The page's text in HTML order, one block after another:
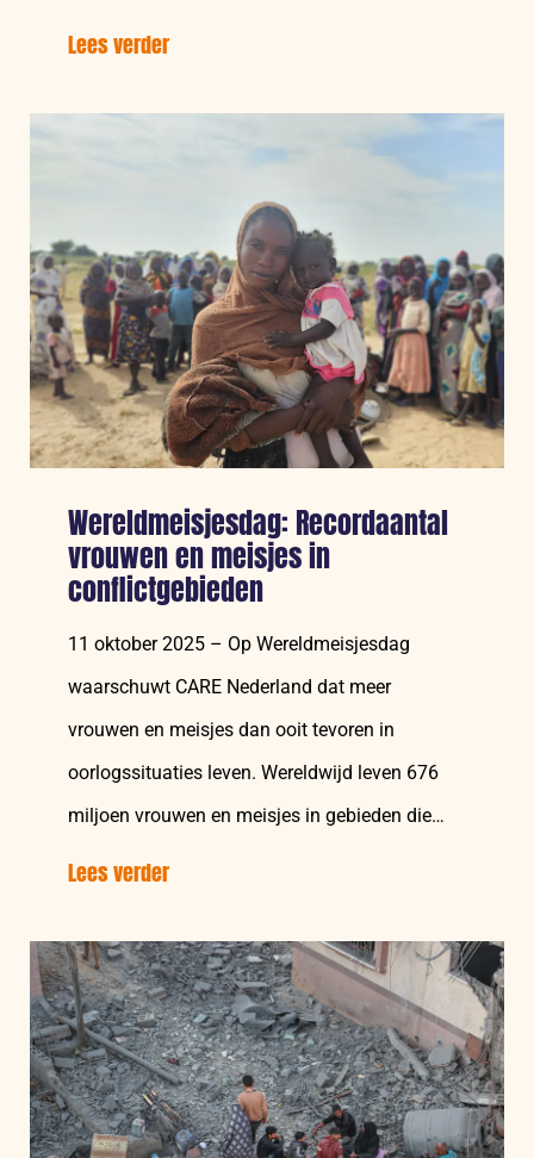
Lees verder
Gerechtshof
humanitaire
hulp
in
Gaza
en
Westelijke
Jordaanoever
Wereldmeisjesdag: Recordaantal
vrouwen en meisjes in
conflictgebieden
11 oktober 2025 – Op Wereldmeisjesdag
waarschuwt CARE Nederland dat meer
vrouwen en meisjes dan ooit tevoren in
oorlogssituaties leven. Wereldwijd leven 676
miljoen vrouwen en meisjes in gebieden die
direct…
Lees verder
Recordaantal
vrouwen
en
meisjes
in
conflictgebieden